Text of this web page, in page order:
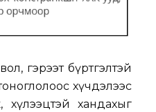
гэрээт бүртгэлтэй
хүчдэлээс
хүлээцтэй хандахыг